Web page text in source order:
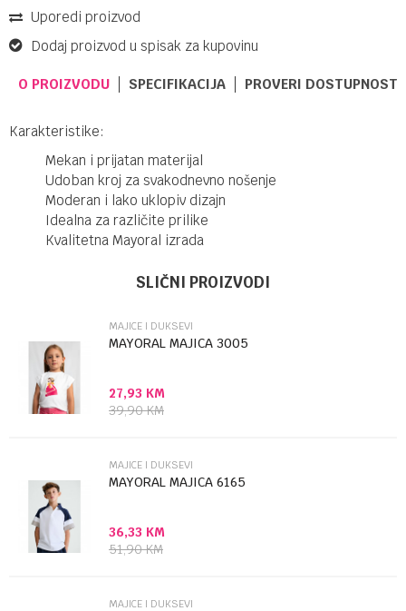
Uporedi proizvod
Dodaj proizvod u spisak za kupovinu
O PROIZVODU SPECIFIKACIJA PROVERI DOSTUPNOST
Karakteristike:
Mekan i prijatan materijal
Udoban kroj za svakodnevno nošenje
Moderan i lako uklopiv dizajn
Idealna za različite prilike
Kvalitetna Mayoral izrada
Majice i duksevi
Poruka
Anti-spam zaštita - izračunajte koliko je 9 - 4 :
SLIČNI PROIZVODI
MAJICE I DUKSEVI
MAYORAL MAJICA 3005
27,93 KM
39,90KM
MAJICE I DUKSEVI
MAYORAL MAJICA 6165
36,33 KM
51,90KM
MAJICE I DUKSEVI